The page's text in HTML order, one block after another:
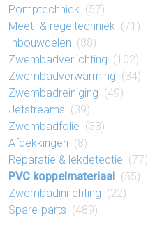
Pomp​techniek (57)
Meet- & regel​techniek (71)
Inbouw​delen (88)
Zwembad​verlichting (102)
Zwembad​verwarming (34)
Zwembad​reiniging (49)
Jetstreams (39)
Zwembad​folie (33)
Af​dek​king​en (8)
Reparatie​ & lek​detectie (77)
PVC koppel​materiaal (55)
Zwembad​inrichting (22)
Spare-parts (489)